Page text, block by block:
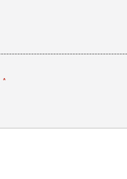
*